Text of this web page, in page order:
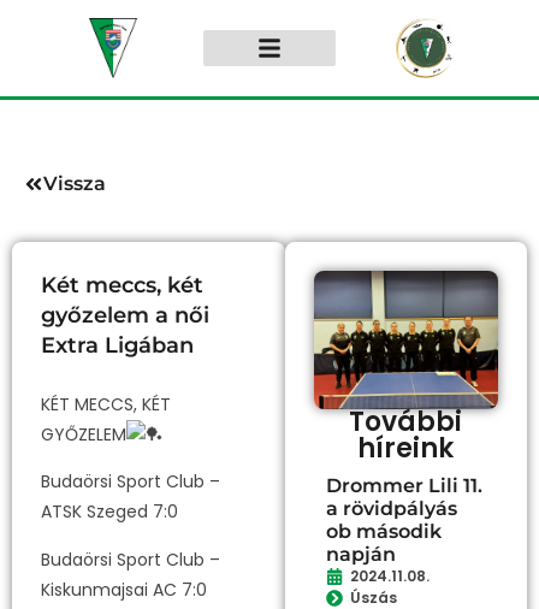
Vissza
Két meccs, két
győzelem a női
Extra Ligában
KÉT MECCS, KÉT
GYŐZELEM
Budaörsi Sport Club –
ATSK Szeged 7:0
Budaörsi Sport Club –
Kiskunmajsai AC 7:0
További
híreink
Drommer Lili 11.
a rövidpályás
ob második
napján
2024.11.08.
Úszás